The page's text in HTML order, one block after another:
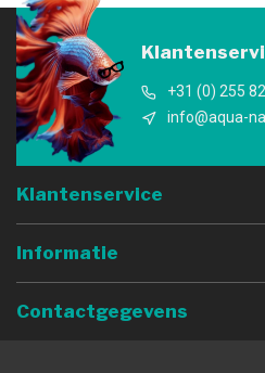
+31 (0) 255
info@aqua-
Klantenservice
Informatie
Contactgegevens